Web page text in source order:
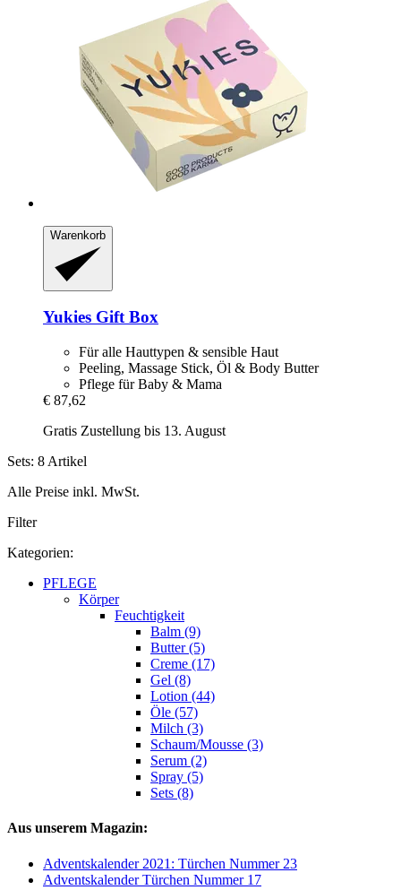
Warenkorb
Yukies Gift Box
Für alle Hauttypen & sensible Haut
Peeling, Massage Stick, Öl & Body Butter
Pflege für Baby & Mama
€ 87,62
Gratis Zustellung bis 13. August
Sets: 8 Artikel
Alle Preise inkl. MwSt.
Filter
Kategorien:
PFLEGE
Körper
Feuchtigkeit
Balm (9)
Butter (5)
Creme (17)
Gel (8)
Lotion (44)
Öle (57)
Milch (3)
Schaum/Mousse (3)
Serum (2)
Spray (5)
Sets (8)
Aus unserem Magazin:
Adventskalender 2021: Türchen Nummer 23
Adventskalender Türchen Nummer 17